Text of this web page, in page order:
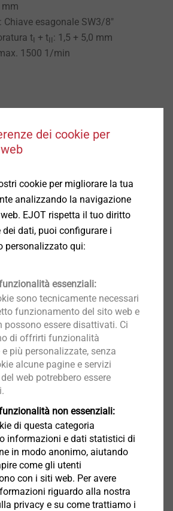
mm
Chiave esagonale SW3/8"
tI + tII : 1,5 + 5,0 mm
1500 1/min
Schrauben.pdf 1 MB
JT2.pdf 1 MB
dei cookie per
cookie per migliorare la tua
analizzando la navigazione
EJOT rispetta il tuo diritto
dati, puoi configurare i
personalizzato qui:
essenziali:
sono tecnicamente necessari
funzionamento del sito web e
possono essere disattivati. Ci
di offrirti funzionalità
più personalizzate, senza
alcune pagine e servizi
web potrebbero essere
non essenziali:
di questa categoria
informazioni e dati statistici di
in modo anonimo, aiutando
come gli utenti
con i siti web. Per avere
riguardo alla nostra
privacy e su come trattiamo i